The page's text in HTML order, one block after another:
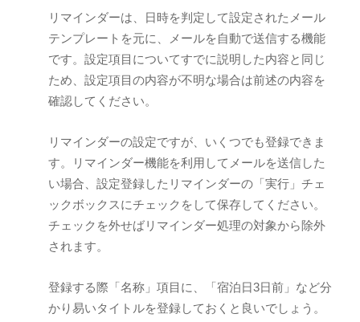
リマインダーは、日時を判定して設定されたメール
テンプレートを元に、メールを自動で送信する機能
です。設定項目についてすでに説明した内容と同じ
ため、設定項目の内容が不明な場合は前述の内容を
確認してください。
リマインダーの設定ですが、いくつでも登録できま
す。リマインダー機能を利用してメールを送信した
い場合、設定登録したリマインダーの「実行」チェ
ックボックスにチェックをして保存してください。
チェックを外せばリマインダー処理の対象から除外
されます。
登録する際「名称」項目に、「宿泊日3日前」など分
かり易いタイトルを登録しておくと良いでしょう。